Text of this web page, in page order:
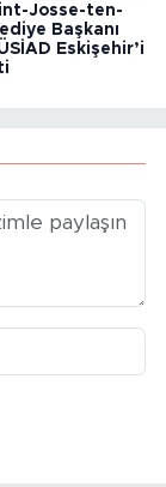
Josse-ten-
Başkanı
Eskişehir’i